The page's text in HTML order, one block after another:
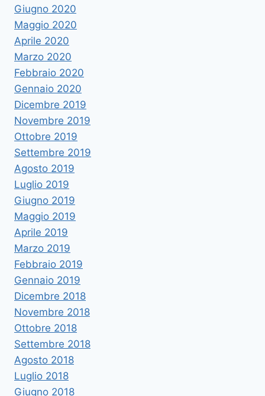
Giugno 2020
Maggio 2020
Aprile 2020
Marzo 2020
Febbraio 2020
Gennaio 2020
Dicembre 2019
Novembre 2019
Ottobre 2019
Settembre 2019
Agosto 2019
Luglio 2019
Giugno 2019
Maggio 2019
Aprile 2019
Marzo 2019
Febbraio 2019
Gennaio 2019
Dicembre 2018
Novembre 2018
Ottobre 2018
Settembre 2018
Agosto 2018
Luglio 2018
Giugno 2018